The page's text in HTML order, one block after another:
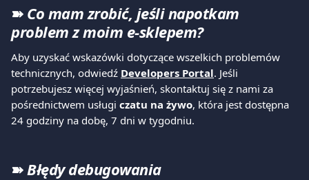
➽ Co mam zrobić, jeśli napotkam
problem z moim e-sklepem?
Aby uzyskać wskazówki dotyczące wszelkich problemów
technicznych, odwiedź Developers Portal. Jeśli
potrzebujesz więcej wyjaśnień, skontaktuj się z nami za
pośrednictwem usługi czatu na żywo, która jest dostępna
24 godziny na dobę, 7 dni w tygodniu.
➽ Błędy debugowania